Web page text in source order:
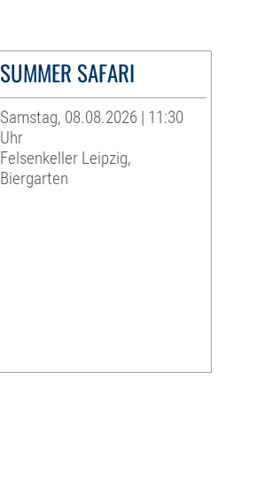
SUMMER SAFARI
Samstag, 08.08.2026 | 11:30
Uhr
Felsenkeller Leipzig,
Biergarten